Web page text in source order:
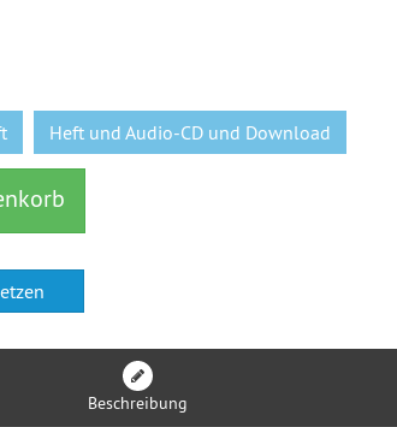
Heft und Audio-CD und Download
Beschreibung